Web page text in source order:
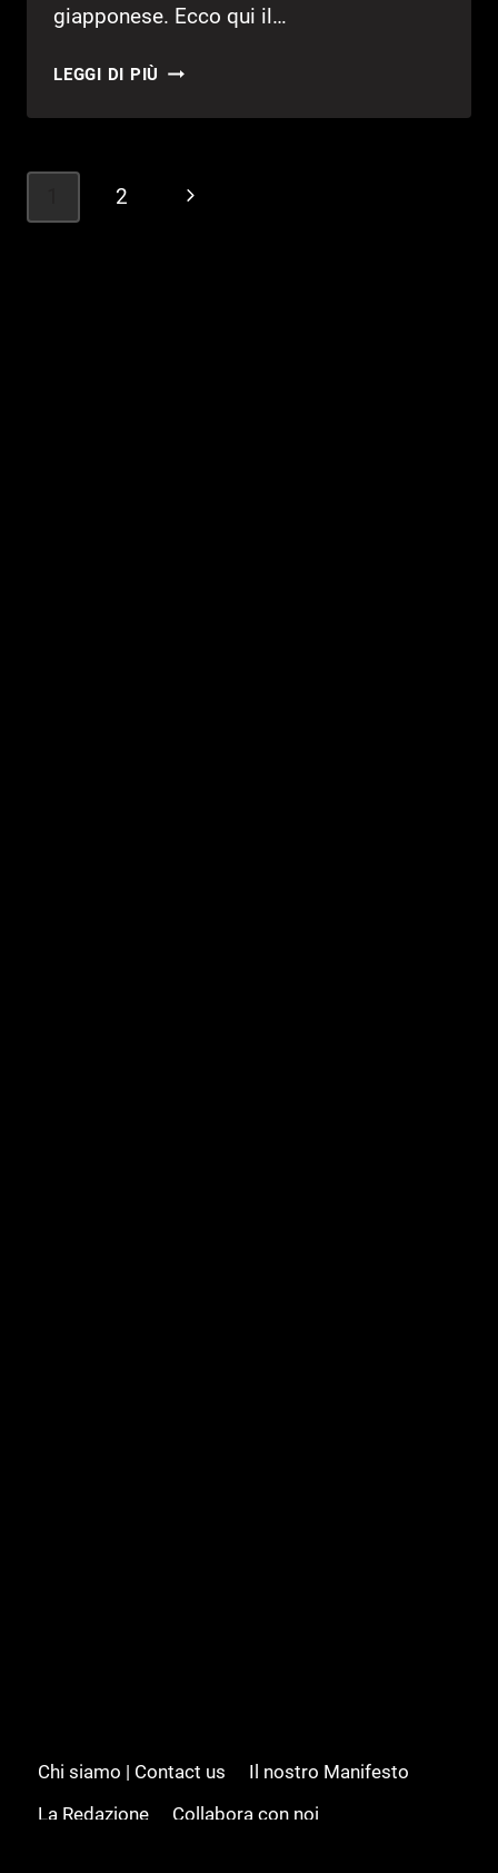
giapponese. Ecco qui il…
LEGGI DI PIÙ DRAGON
XI
NEL
Navigazione
2
Pagina
Chi siamo | Contact us
Il nostro Manifesto
La Redazione
Collabora con noi